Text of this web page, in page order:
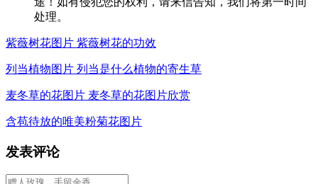
处理。
紫薇树花图片 紫薇树花的功效
列当植物图片 列当是什么植物的寄生草
麦冬草的花图片 麦冬草的花图片欣赏
含苞待放的唯美粉菊花图片
发表评论